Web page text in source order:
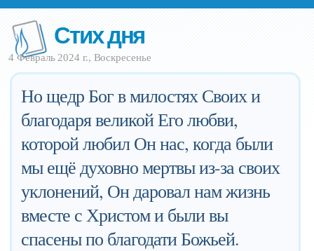
Стих дня
4 Февраль 2024 г., Воскресенье
Но щедр Бог в милостях Своих и
благодаря великой Его любви,
которой любил Он нас, когда были
мы ещё духовно мертвы из-за своих
уклонений, Он даровал нам жизнь
вместе с Христом и были вы
спасены по благодати Божьей.